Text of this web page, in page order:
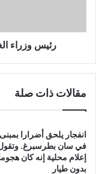
رئيس وزراء
مقالات ذات صلة
انفجار يلحق أضرارا
في سان بطرسبرغ.
إعلام محلية إنه كان
بدون طيار